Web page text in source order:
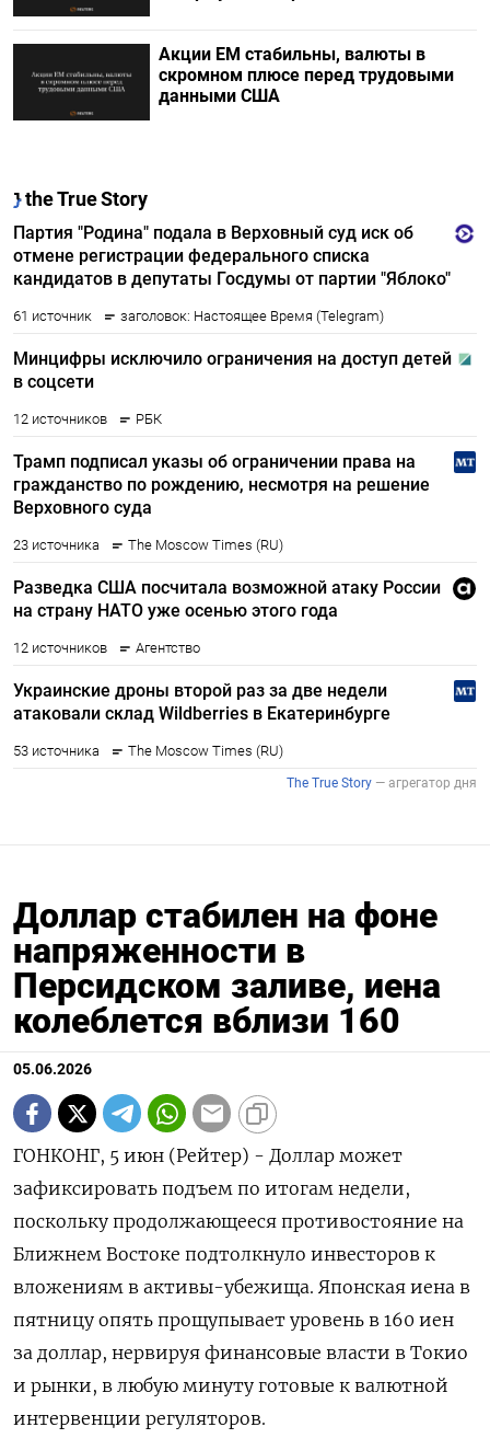
Акции ЕМ стабильны, валюты в
скромном плюсе перед трудовыми
данными США
Доллар стабилен на фоне
напряженности в
Персидском заливе, иена
колеблется вблизи 160
05.06.2026
ГОНКОНГ, 5 июн (Рейтер) - Доллар может
зафиксировать подъем по итогам недели,
поскольку продолжающееся противостояние на
Ближнем Востоке подтолкнуло инвесторов к
вложениям в активы-убежища. Японская иена в
пятницу опять прощупывает уровень ‌в 160 иен
за доллар, нервируя финансовые власти в Токио
и рынки, в любую минуту готовые к валютной
интервенции регуляторов.